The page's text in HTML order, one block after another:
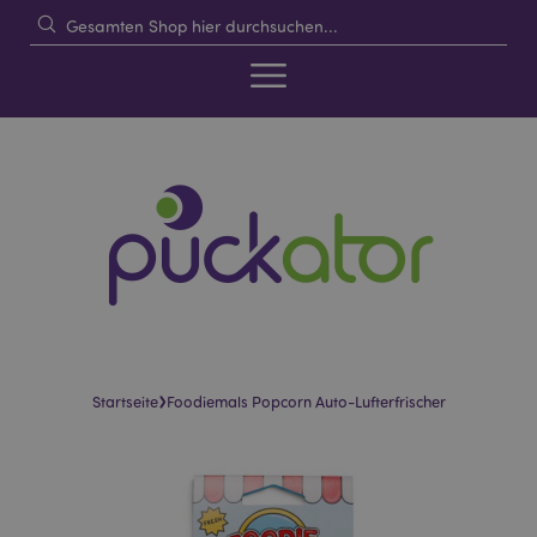
Startseite›Foodiemals Popcorn Auto-Lufterfrischer